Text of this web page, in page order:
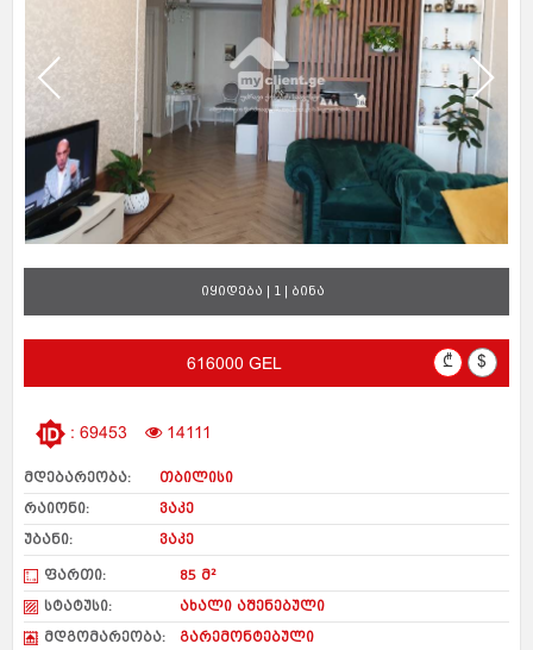
იყიდება | 1 | ბინა
616000 GEL ₾ $
: 69453 14111
მდებარეობა:
თბილისი
რაიონი:
ვაკე
უბანი:
ვაკე
ფართი:
85 მ²
სტატუსი:
ახალი აშენებული
მდგომარეობა:
გარემონტებული